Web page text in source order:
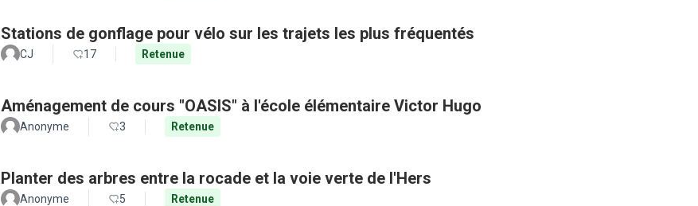
Stations de gonflage pour vélo sur les trajets les plus fréquentés
CJ 17 Retenue
Aménagement de cours "OASIS" à l'école élémentaire Victor Hugo
Anonyme 3 Retenue
Planter des arbres entre la rocade et la voie verte de l'Hers
Anonyme 5 Retenue